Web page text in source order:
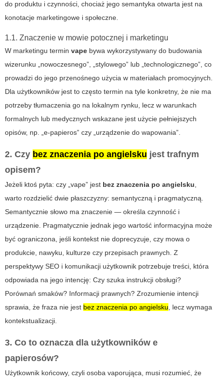
do produktu i czynności, chociaż jego semantyka otwarta jest na
konotacje marketingowe i społeczne.
1.1. Znaczenie w mowie potocznej i marketingu
W marketingu termin vape bywa wykorzystywany do budowania
wizerunku „nowoczesnego”, „stylowego” lub „technologicznego”, co
prowadzi do jego przenośnego użycia w materiałach promocyjnych.
Dla użytkowników jest to często termin na tyle konkretny, że nie ma
potrzeby tłumaczenia go na lokalnym rynku, lecz w warunkach
formalnych lub medycznych wskazane jest użycie pełniejszych
opisów, np. „e‑papieros” czy „urządzenie do wapowania”.
2. Czy bez znaczenia po angielsku jest trafnym
opisem?
Jeżeli ktoś pyta: czy „vape” jest bez znaczenia po angielsku,
warto rozdzielić dwie płaszczyzny: semantyczną i pragmatyczną.
Semantycznie słowo ma znaczenie — określa czynność i
urządzenie. Pragmatycznie jednak jego wartość informacyjna może
być ograniczona, jeśli kontekst nie doprecyzuje, czy mowa o
produkcie, nawyku, kulturze czy przepisach prawnych. Z
perspektywy SEO i komunikacji użytkownik potrzebuje treści, która
odpowiada na jego intencję: Czy szuka instrukcji obsługi?
Porównań smaków? Informacji prawnych? Zrozumienie intencji
sprawia, że fraza nie jest bez znaczenia po angielsku, lecz wymaga
kontekstualizacji.
3. Co to oznacza dla użytkowników e
papierosów?
Użytkownik końcowy, czyli osoba vaporująca, musi rozumieć, że